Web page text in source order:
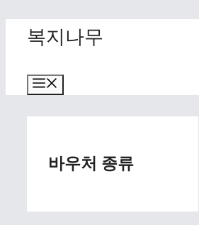
content
복지나무
바우처 종류